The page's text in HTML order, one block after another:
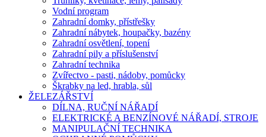
Vodní program
Zahradní domky, přístřešky
Zahradní nábytek, houpačky, bazény
Zahradní osvětlení, topení
Zahradní pily a příslušenství
Zahradní technika
Zvířectvo - pasti, nádoby, pomůcky
Škrabky na led, hrabla, sůl
ŽELEZÁŘSTVÍ
DÍLNA, RUČNÍ NÁŘADÍ
ELEKTRICKÉ A BENZÍNOVÉ NÁŘADÍ, STROJE
MANIPULAČNÍ TECHNIKA